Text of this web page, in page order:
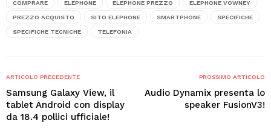
COMPRARE ELEPHONE ELEPHONE PREZZO ELEPHONE VOWNEY
PREZZO ACQUISTO SITO ELEPHONE SMARTPHONE SPECIFICHE
SPECIFICHE TECNICHE TELEFONIA
ARTICOLO PRECEDENTE
Samsung Galaxy View, il
tablet Android con display
da 18.4 pollici ufficiale!
PROSSIMO ARTICOLO
Audio Dynamix presenta lo
speaker FusionV3!